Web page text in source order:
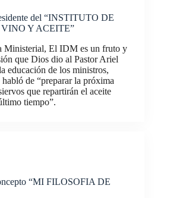
del “INSTITUTO DE
Y ACEITE”
Ministerial, El IDM es un fruto y
que Dios dio al Pastor Ariel
educación de los ministros,
de “preparar la próxima
que repartirán el aceite
tiempo”.
“MI FILOSOFIA DE